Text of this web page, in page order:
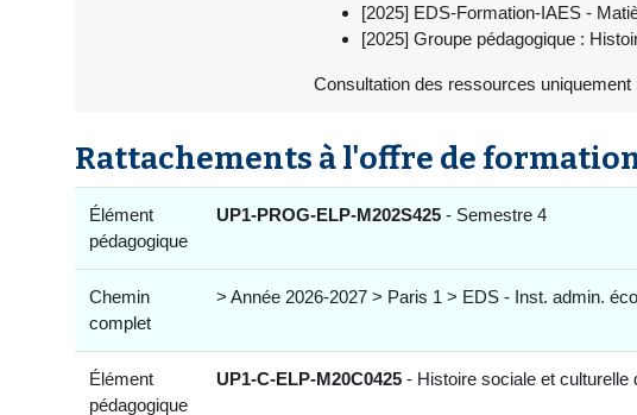
[2025] EDS-Formation-IAES -
[2025] Groupe pédagogique :
Consultation des ressources
Rattachements à l'offre de
Élément
pédagogique
UP1-PROG-ELP-M202S425 - Semestre 4
Chemin
complet
> Année 2026-2027 > Paris 1 > EDS - Inst. admin.
Élément
pédagogique
UP1-C-ELP-M20C0425 - Histoire sociale et culturelle